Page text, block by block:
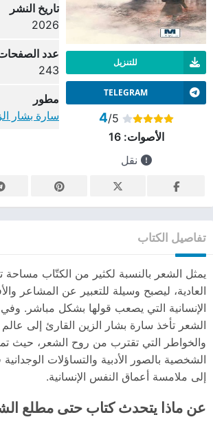
للتنزيل
TELEGRAM
4/5
الأصوات:16
نقل
تاريخ النشر
2026
عدد
243
مطور
سارة بشار
تفاصيل الكتاب
يمثل الشعر بالنسبة لكثير من الكتّاب مساحة
العادية، ليصبح وسيلة للتعبير عن المشاعر
الإنسانية التي يصعب قولها بشكل مباشر.
الشعر تأخذ سارة بشار الزين القارئ إلى
والخواطر التي تقترب من روح الشعر، حيث
الشخصية بالصور الأدبية والتساؤلات
إلى ملامسة أعماق النفس الإنسانية.
عن ماذا يتحدث كتاب حتى مطلع